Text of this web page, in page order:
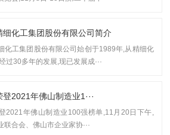
细化工集团股份有限公司简介
化工集团股份有限公司始创于1989年,从精细化
过30多年的发展,现已发展成···
2021年佛山制造业1···
2021年佛山制造业100强榜单,11月20日下午,
联合会、佛山市企业家协···